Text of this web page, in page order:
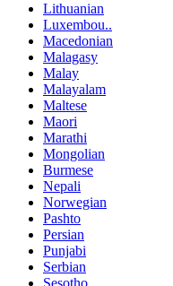
Lithuanian
Luxembou..
Macedonian
Malagasy
Malay
Malayalam
Maltese
Maori
Marathi
Mongolian
Burmese
Nepali
Norwegian
Pashto
Persian
Punjabi
Serbian
Sesotho